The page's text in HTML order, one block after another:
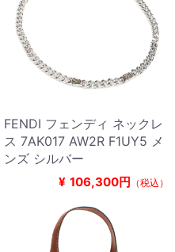
FENDI フェンディ ネックレ
ス 7AK017 AW2R F1UY5 メ
ンズ シルバー
¥ 106,300円 （税込）